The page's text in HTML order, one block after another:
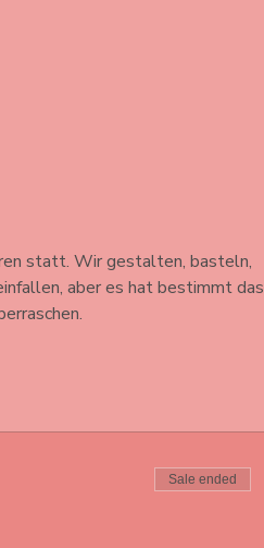
statt. Wir gestalten, basteln,
aber es hat bestimmt das
Sale ended